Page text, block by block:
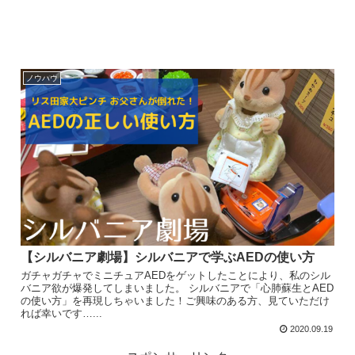
ノウハウ
【シルバニア劇場】シルバニアで学ぶAEDの使い方
ガチャガチャでミニチュアAEDをゲットしたことにより、私のシル
バニア欲が爆発してしまいました。 シルバニアで「心肺蘇生とAED
の使い方」を再現しちゃいました！ご興味のある方、見ていただけ
れば幸いです…...
2020.09.19